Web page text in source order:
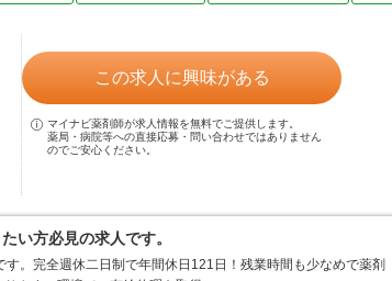
この求人に興味がある
マイナビ薬剤師が求人情報を無料でご提供します。
薬局・病院等への直接応募・問い合わせではありません
のでご安心ください。
い方必見の求人です。
。完全週休二日制で年間休日121日！残業時間も少なめで薬剤